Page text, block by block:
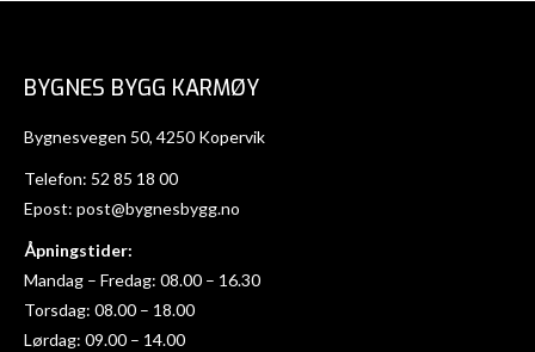
BYGNES BYGG KARMØY
Bygnesvegen 50, 4250 Kopervik
Telefon: 52 85 18 00
Epost: post@bygnesbygg.no
Åpningstider:
Mandag – Fredag: 08.00 – 16.30
Torsdag: 08.00 – 18.00
Lørdag: 09.00 – 14.00